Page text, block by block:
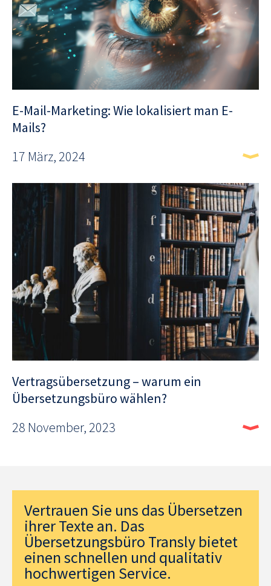
E-Mail-Marketing: Wie lokalisiert man E-
Mails?
17 März, 2024
Vertragsübersetzung – warum ein
Übersetzungsbüro wählen?
28 November, 2023
Vertrauen Sie uns das Übersetzen
ihrer Texte an. Das
Übersetzungsbüro Transly bietet
einen schnellen und qualitativ
hochwertigen Service.